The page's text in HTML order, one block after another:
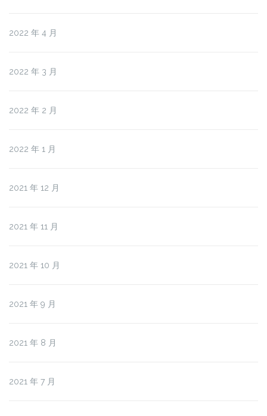
2022 年 4 月
2022 年 3 月
2022 年 2 月
2022 年 1 月
2021 年 12 月
2021 年 11 月
2021 年 10 月
2021 年 9 月
2021 年 8 月
2021 年 7 月